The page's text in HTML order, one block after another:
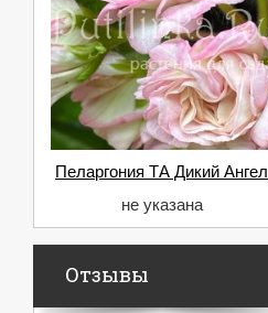
Пеларгония ТА Дикий Ангел
не указана
Отзывы